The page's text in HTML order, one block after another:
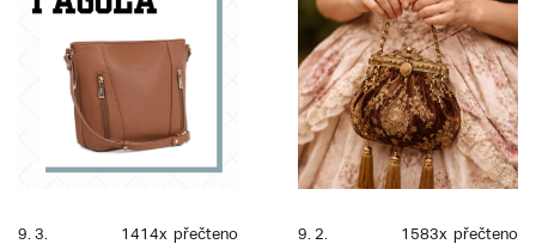
9. 3. 1414x přečteno 9. 2. 1583x přečteno